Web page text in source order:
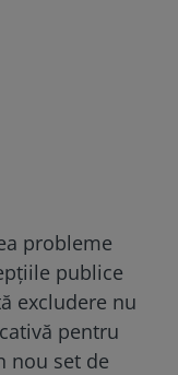
probleme
publice
excludere nu
pentru
nou set de